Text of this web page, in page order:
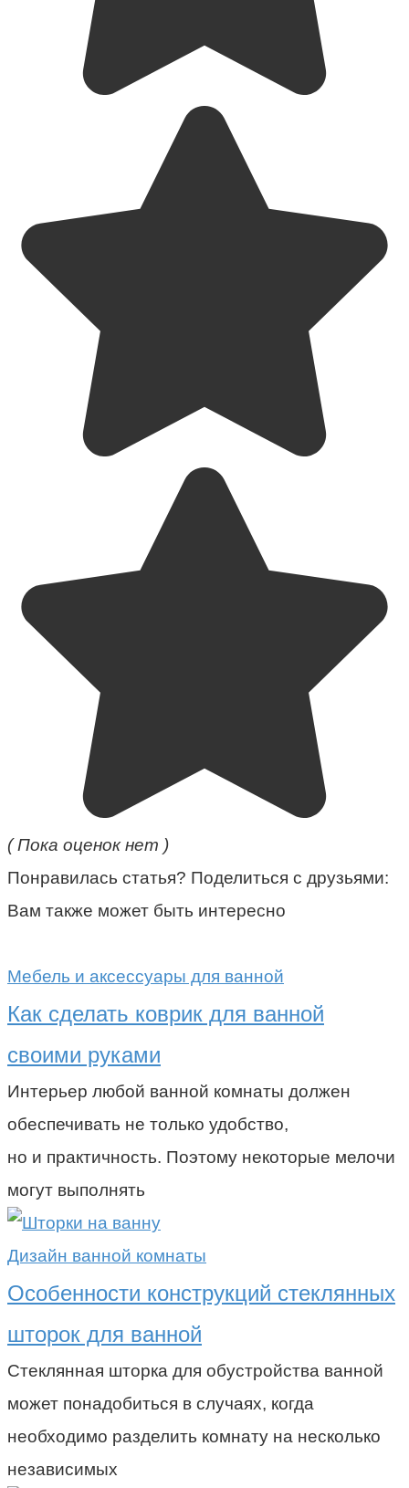
( Пока оценок нет )
Понравилась статья? Поделиться с друзьями:
Вам также может быть интересно
Мебель и аксессуары для ванной
Как сделать коврик для ванной
своими руками
Интерьер любой ванной комнаты должен
обеспечивать не только удобство,
но и практичность. Поэтому некоторые мелочи
могут выполнять
Дизайн ванной комнаты
Особенности конструкций стеклянных
шторок для ванной
Стеклянная шторка для обустройства ванной
может понадобиться в случаях, когда
необходимо разделить комнату на несколько
независимых